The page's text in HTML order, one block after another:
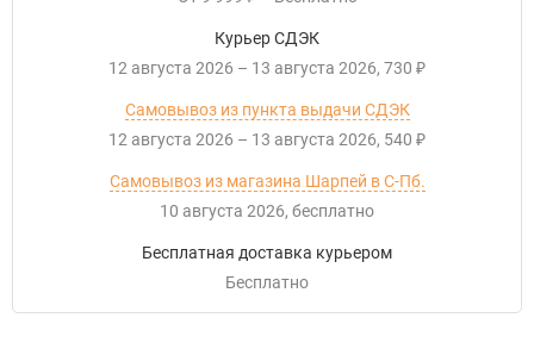
Курьер СДЭК
12 августа 2026 – 13 августа 2026 730 ₽
Самовывоз из пункта выдачи СДЭК
12 августа 2026 – 13 августа 2026 540 ₽
Самовывоз из магазина Шарпей в С-Пб.
10 августа 2026
Бесплатно
Бесплатная доставка курьером
Бесплатно